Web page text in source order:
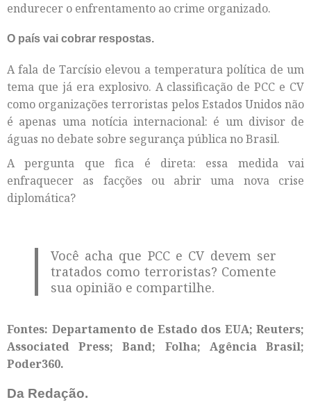
endurecer o enfrentamento ao crime organizado.
O país vai cobrar respostas.
A fala de Tarcísio elevou a temperatura política de um
tema que já era explosivo. A classificação de PCC e CV
como organizações terroristas pelos Estados Unidos não
é apenas uma notícia internacional: é um divisor de
águas no debate sobre segurança pública no Brasil.
A pergunta que fica é direta: essa medida vai
enfraquecer as facções ou abrir uma nova crise
diplomática?
Você acha que PCC e CV devem ser
tratados como terroristas? Comente
sua opinião e compartilhe.
Fontes: Departamento de Estado dos EUA; Reuters;
Associated Press; Band; Folha; Agência Brasil;
Poder360.
Da Redação.